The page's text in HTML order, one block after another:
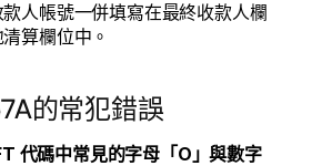
人帳號一併填寫在最終收款人欄
算欄位中。
的常犯錯誤
代碼中常見的字母「O」與數字